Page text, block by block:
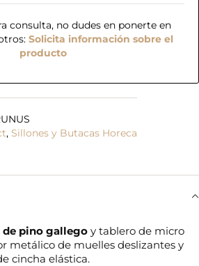
consulta, no dudes en ponerte en
Solicita información sobre el
producto
, Sillones y Butacas Horeca
de pino gallego y tablero de micro
metálico de muelles deslizantes y
cincha elástica.